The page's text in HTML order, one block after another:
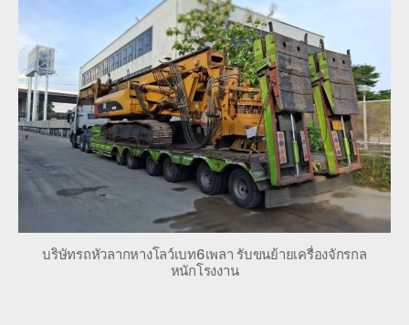
รับจ้
บริษัทรถหัวลากหางโลว์เบท6เพลา รับขนย้ายเครื่องจักรกล
หนักโรงงาน